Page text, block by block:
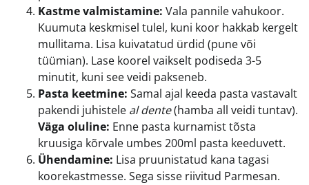
Kastme valmistamine: Vala pannile vahukoor.
Kuumuta keskmisel tulel, kuni koor hakkab kergelt
mullitama. Lisa kuivatatud ürdid (pune või
tüümian). Lase koorel vaikselt podiseda 3-5
minutit, kuni see veidi pakseneb.
Pasta keetmine: Samal ajal keeda pasta vastavalt
pakendi juhistele al dente(hamba all veidi tuntav).
Väga oluline: Enne pasta kurnamist tõsta
kruusiga kõrvale umbes 200ml pasta keeduvett.
Ühendamine: Lisa pruunistatud kana tagasi
koorekastmesse. Sega sisse riivitud Parmesan.